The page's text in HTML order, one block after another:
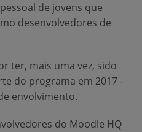
de jovens que
desenvolvedores de
ter, mais uma vez, sido
do programa em 2017 -
envolvimento.
do Moodle HQ